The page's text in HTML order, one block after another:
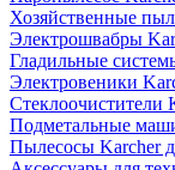
Хозяйственные
Электрошвабры
Гладильные
Электровеники
Стеклоочистители
Подметальные
Пылесосы Karcher